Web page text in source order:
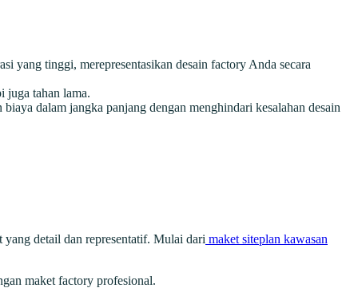
yang tinggi, merepresentasikan desain factory Anda secara
juga tahan lama.
dalam jangka panjang dengan menghindari kesalahan desain
detail dan representatif. Mulai dari maket siteplan kawasan
maket factory profesional.